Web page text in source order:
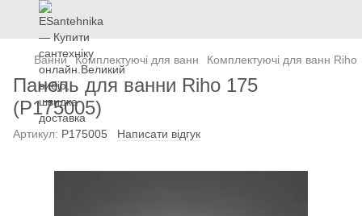
Ванни Комплектуючі для ванн Комплектуючі для ванн Riho
Панель для ванни Riho 175
(P175005)
Артикул: P175005 Написати відгук